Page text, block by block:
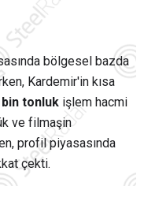
bölgesel bazda
Kardemir'in kısa
tonluk işlem hacmi
ve filmaşin
profil piyasasında
çekti.